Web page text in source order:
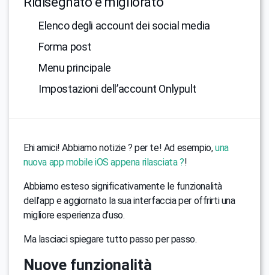
Elenco degli account dei social media
Forma post
Menu principale
Impostazioni dell’account Onlypult
Ehi amici! Abbiamo notizie ? per te! Ad esempio,una
nuova app mobile iOS appena rilasciata ?!
Abbiamo esteso significativamente le funzionalità
dell’app e aggiornato la sua interfaccia per offrirti una
migliore esperienza d’uso.
Ma lasciaci spiegare tutto passo per passo.
Nuove funzionalità